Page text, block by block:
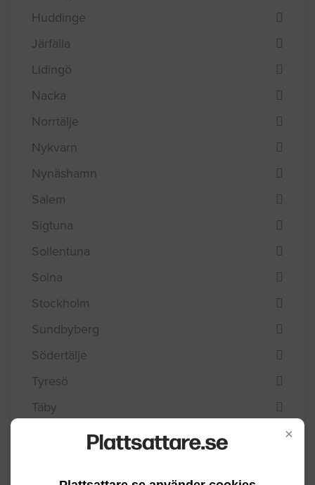
×
Huddinge
Järfälla
Lidingö
Nacka
Norrtälje
Nykvarn
Nynäshamn
Salem
Sigtuna
Sollentuna
Solna
Stockholm
Sundbyberg
Södertälje
Tyresö
Täby
Upplands Väsby